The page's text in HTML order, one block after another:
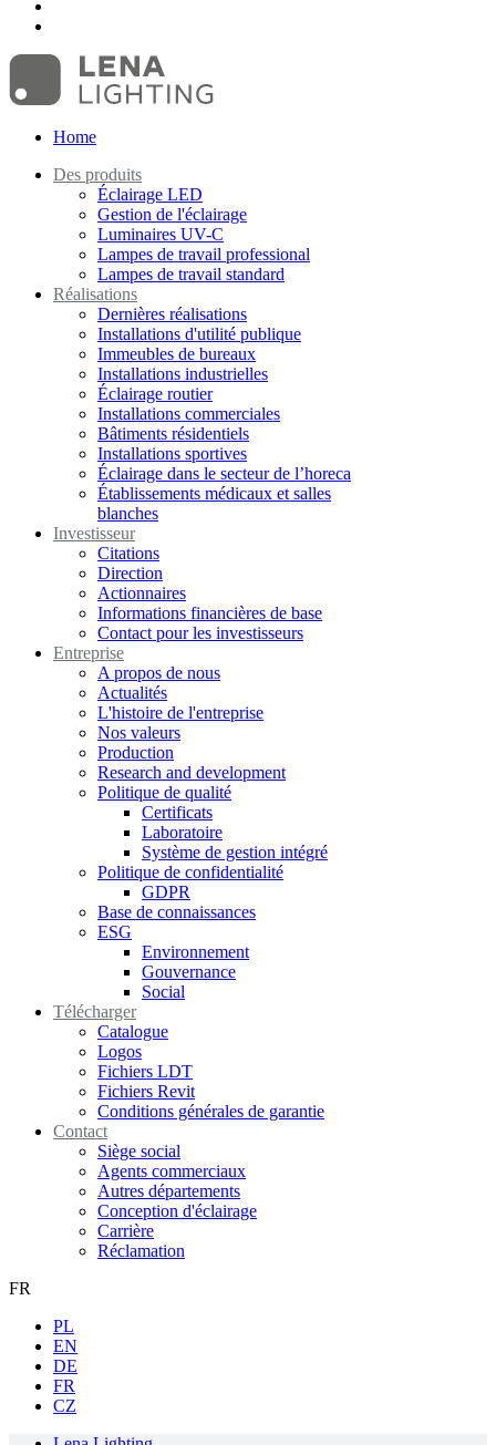
Home
Des produits
Éclairage LED
Gestion de l'éclairage
Luminaires UV-C
Lampes de travail professional
Lampes de travail standard
Réalisations
Dernières réalisations
Installations d'utilité publique
Immeubles de bureaux
Installations industrielles
Éclairage routier
Installations commerciales
Bâtiments résidentiels
Installations sportives
Éclairage dans le secteur de l’horeca
Établissements médicaux et salles
blanches
Investisseur
Citations
Direction
Actionnaires
Informations financières de base
Contact pour les investisseurs
Entreprise
A propos de nous
Actualités
L'histoire de l'entreprise
Nos valeurs
Production
Research and development
Politique de qualité
Certificats
Laboratoire
Système de gestion intégré
Politique de confidentialité
GDPR
Base de connaissances
ESG
Environnement
Gouvernance
Social
Télécharger
Catalogue
Logos
Fichiers LDT
Fichiers Revit
Conditions générales de garantie
Contact
Siège social
Agents commerciaux
Autres départements
Conception d'éclairage
Carrière
Réclamation
FR
PL
EN
DE
FR
CZ